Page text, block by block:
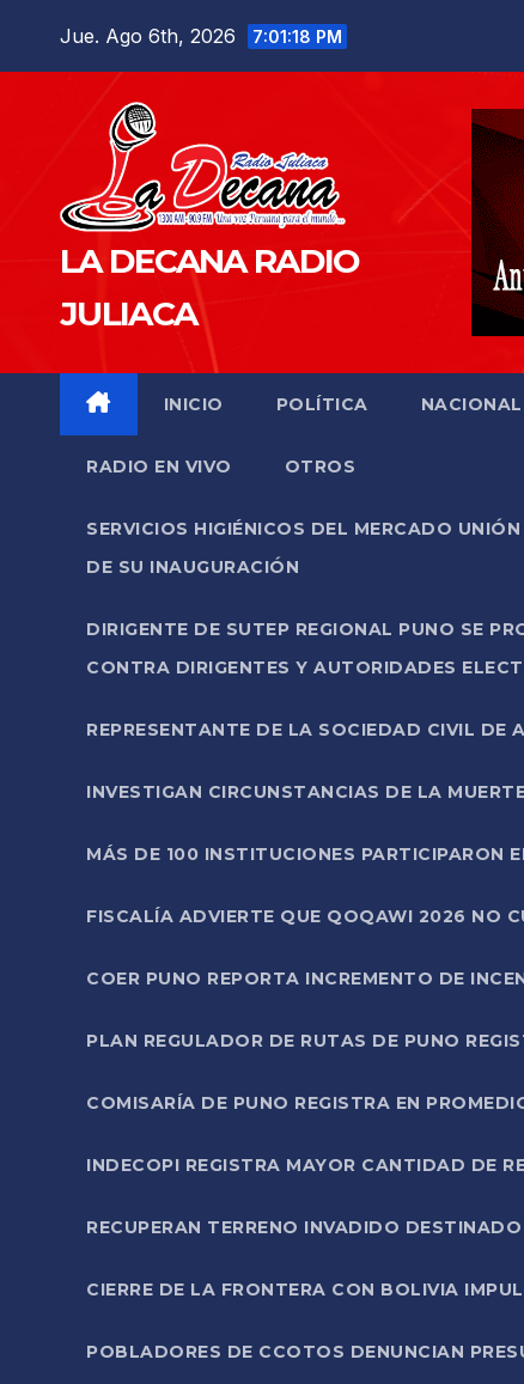
Jue. Ago 6th, 2026 7:01:19 PM
LA DECANA RADIO
JULIACA
INICIO POLÍTICA NACIONAL
RADIO EN VIVO OTROS
SERVICIOS HIGIÉNICOS DEL MERCADO
DE SU INAUGURACIÓN
DIRIGENTE DE SUTEP REGIONAL PUNO SE
CONTRA DIRIGENTES Y AUTORIDADES
REPRESENTANTE DE LA SOCIEDAD CIVIL DE
INVESTIGAN CIRCUNSTANCIAS DE LA
MÁS DE 100 INSTITUCIONES PARTICIPARON
FISCALÍA ADVIERTE QUE QOQAWI 2026 NO
COER PUNO REPORTA INCREMENTO DE
PLAN REGULADOR DE RUTAS DE PUNO
COMISARÍA DE PUNO REGISTRA EN
INDECOPI REGISTRA MAYOR CANTIDAD DE
RECUPERAN TERRENO INVADIDO
CIERRE DE LA FRONTERA CON BOLIVIA
POBLADORES DE CCOTOS DENUNCIAN